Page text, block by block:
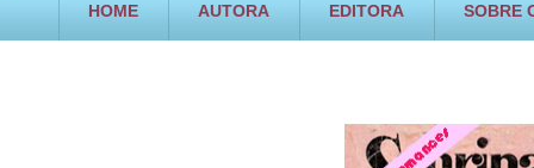
HOME AUTORA EDITORA SOBRE